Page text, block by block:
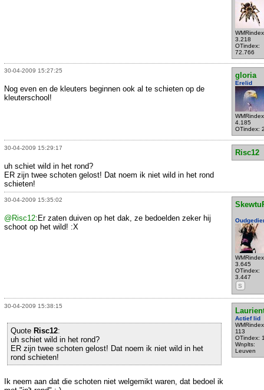
3.218
OTindex:
72.766
30-04-2009 15:27:25
gloria
Erelid
4.185
OTindex:
Nog even en de kleuters beginnen ook al te schieten op de
kleuterschool!
30-04-2009 15:29:17
Risc12
uh schiet wild in het rond?
ER zijn twee schoten gelost! Dat noem ik niet wild in het rond
schieten!
30-04-2009 15:35:02
3.645
OTindex:
3.447
S
@Risc12:Er zaten duiven op het dak, ze bedoelden zeker hij
schoot op het wild! :X
30-04-2009 15:38:15
Actief lid
113
OTindex:
Wnplts:
Leuven
Quote Risc12:
uh schiet wild in het rond?
ER zijn twee schoten gelost! Dat noem ik niet wild in het
rond schieten!
Ik neem aan dat die schoten niet welgemikt waren, dat bedoel ik